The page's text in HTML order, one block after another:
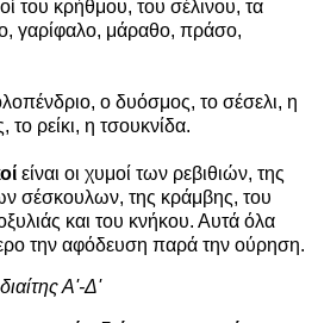
του κρήθμου, του σέλινου, τα
γαρίφαλο, μάραθο, πράσο,
ο δυόσμος, το σέσελι, η
το ρείκι, η τσουκνίδα.
είναι οι χυμοί των ρεβιθιών, της
σέσκουλων, της κράμβης, του
και του κνήκου. Αυτά όλα
την αφόδευση παρά την ούρηση.
Α'-Δ'